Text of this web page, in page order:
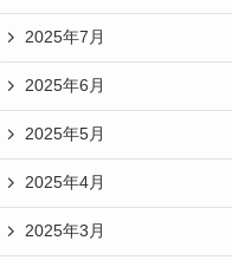
2025年7月
2025年6月
2025年5月
2025年4月
2025年3月